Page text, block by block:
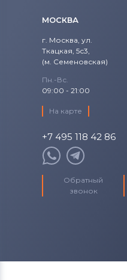
МОСКВА
г. Москва, ул.
Ткацкая, 5с3,
(м. Семеновская)
Пн.-Вс.
09:00 - 21:00
На карте
+7 495 118 42 86
Обратный
звонок